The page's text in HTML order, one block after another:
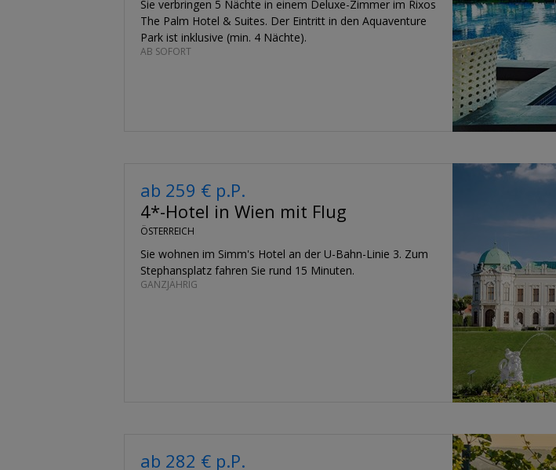
Sie verbringen 5 Nächte in einem Deluxe-Zimmer im Rixos
The Palm Hotel & Suites. Der Eintritt in den Aquaventure
Park ist inklusive (min. 4 Nächte).
AB SOFORT
ab 259 € p.P.
4*-Hotel in Wien mit Flug
ÖSTERREICH
Sie wohnen im Simm's Hotel an der U-Bahn-Linie 3. Zum
Stephansplatz fahren Sie rund 15 Minuten.
GANZJÄHRIG
ab 282 € p.P.